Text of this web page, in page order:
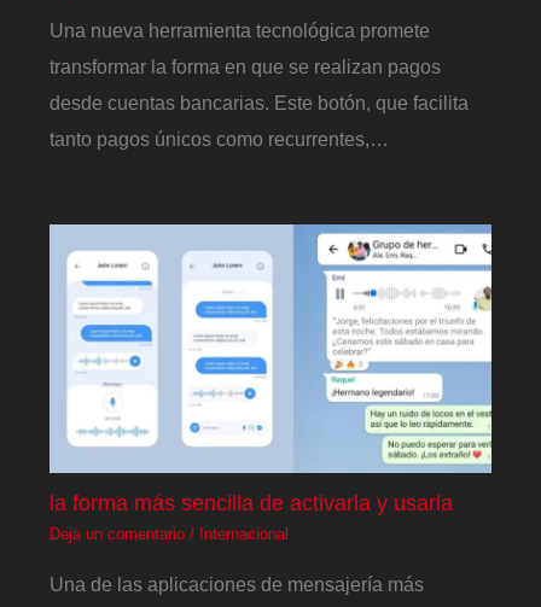
Una nueva herramienta tecnológica promete
transformar la forma en que se realizan pagos
desde cuentas bancarias. Este botón, que facilita
tanto pagos únicos como recurrentes,…
la forma más sencilla de activarla y usarla
Deja un comentario / Internacional
Una de las aplicaciones de mensajería más